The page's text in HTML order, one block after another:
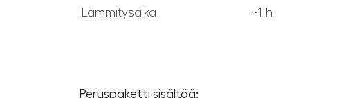
Lämmitysaika
~1 h
Peruspaketti sisältää: